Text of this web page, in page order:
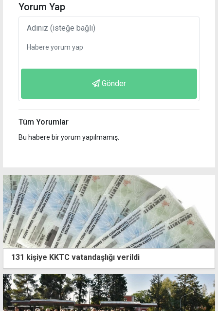
Yorum Yap
Gönder
Tüm Yorumlar
Bu habere bir yorum yapılmamış.
131 kişiye KKTC vatandaşlığı verildi